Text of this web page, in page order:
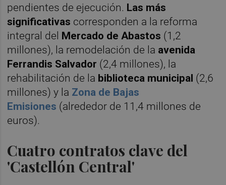
pendientes de ejecución. Las más
significativas corresponden a la reforma
integral del Mercado de Abastos (1,2
millones), la remodelación de la avenida
Ferrandis Salvador (2,4 millones), la
rehabilitación de la biblioteca municipal (2,6
millones) y la Zona de Bajas
Emisiones (alrededor de 11,4 millones de
euros).
Cuatro contratos clave del
'Castellón Central'